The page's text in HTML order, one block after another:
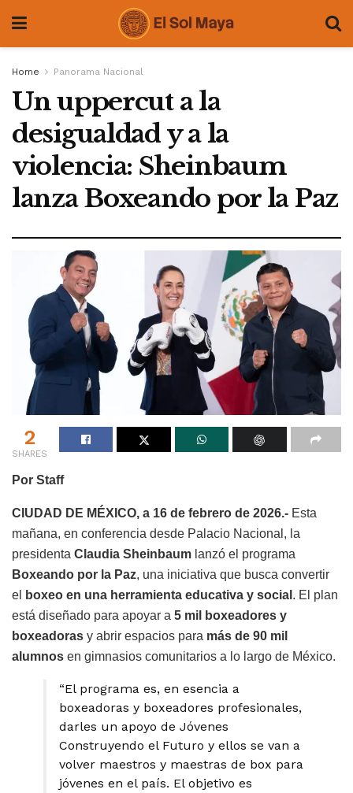
Home Panorama Nacional
Un uppercut a la
desigualdad y a la
violencia: Sheinbaum
lanza Boxeando por la Paz
2
SHARES
Por Staff
CIUDAD DE MÉXICO, a 16 de febrero de 2026.- Esta
mañana, en conferencia desde Palacio Nacional, la
presidenta Claudia Sheinbaum lanzó el programa
Boxeando por la Paz, una iniciativa que busca convertir
el
boxeo en una herramienta educativa y social . El plan
está diseñado para apoyar a 5 mil boxeadores y
boxeadoras y abrir espacios para más de 90 mil
alumnos en gimnasios comunitarios a lo largo de México.
“El programa es, en esencia a
boxeadoras y boxeadores profesionales,
darles un apoyo de Jóvenes
Construyendo el Futuro y ellos se van a
volver maestros y maestras de box para
jóvenes en el país. El objetivo es